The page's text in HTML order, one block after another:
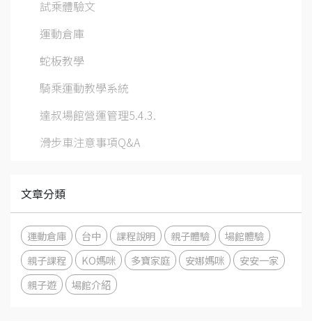
試乘體驗文
運動倉庫
蛇板教學
騎乘運動教學系統
達叔場館營運管理5.4.3.
滑步車注意事項Q&A
文章分類
運動倉庫 台中 課程說明 親子體驗
場館體驗
親子課程
KO媽咪 多寶家庭 安娜媽咪
安安一家
親子遊
場館介紹